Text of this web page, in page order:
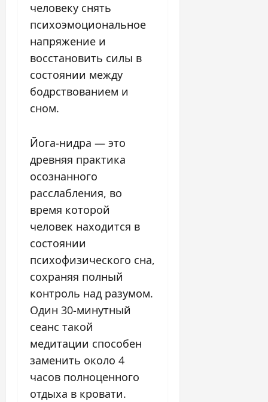
человеку снять
психоэмоциональное
напряжение и
восстановить силы в
состоянии между
бодрствованием и
сном.
Йога-нидра — это
древняя практика
осознанного
расслабления, во
время которой
человек находится в
состоянии
психофизического сна,
сохраняя полный
контроль над разумом.
Один 30-минутный
сеанс такой
медитации способен
заменить около 4
часов полноценного
отдыха в кровати.